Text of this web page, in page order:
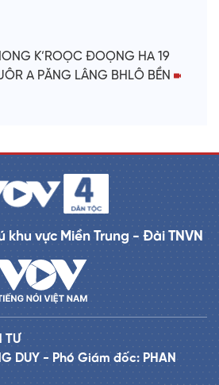
K’ROỌC ĐOỌNG HA 19
A PĂNG LÂNG BHLÔ BỀN
vực Miền Trung - Đài TNVN
TƯ
DUY - Phó Giám đốc: PHAN